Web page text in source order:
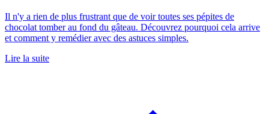
Il n'y a rien de plus frustrant que de voir toutes ses pépites de
chocolat tomber au fond du gâteau. Découvrez pourquoi cela arrive
et comment y remédier avec des astuces simples.
Lire la suite